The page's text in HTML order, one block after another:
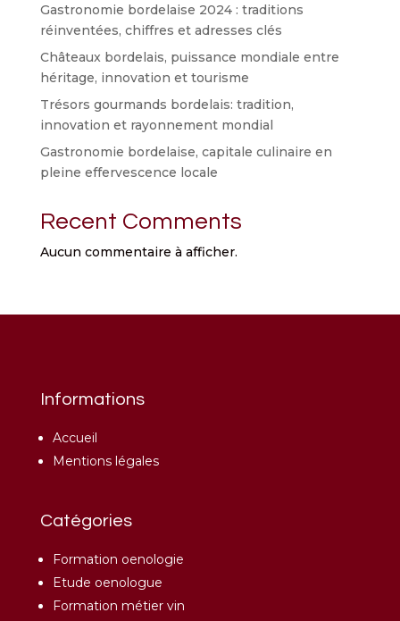
Gastronomie bordelaise 2024 : traditions
réinventées, chiffres et adresses clés
Châteaux bordelais, puissance mondiale entre
héritage, innovation et tourisme
Trésors gourmands bordelais: tradition,
innovation et rayonnement mondial
Gastronomie bordelaise, capitale culinaire en
pleine effervescence locale
Recent Comments
Aucun commentaire à afficher.
Informations
Accueil
Mentions légales
Catégories
Formation oenologie
Etude oenologue
Formation métier vin